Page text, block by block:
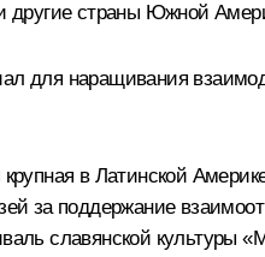
другие страны Южной
для наращивания
в Латинской
за поддержание
славянской культуры